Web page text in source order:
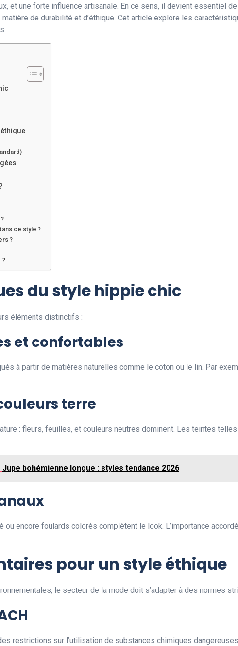
et une forte influence artisanale. En ce sens, il devient essentiel
de durabilité et d’éthique. Cet article explore les
ce style ?
?
?
du style hippie chic
éléments distinctifs :
et confortables
à partir de matières naturelles comme le coton ou le lin. Par
terre
: fleurs, feuilles, et couleurs neutres dominent. Les teintes
Jupe bohémienne longue : styles tendance 2026
encore foulards colorés complètent le look. L’importance
pour un style éthique
le secteur de la mode doit s’adapter à des normes
restrictions sur l’utilisation de substances chimiques